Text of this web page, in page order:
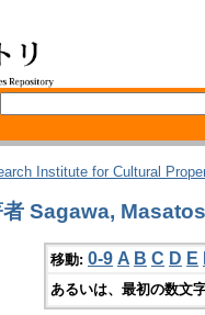
Institute for Cultural
者 Sagawa,
移動: 0-9 A B C D E
あるいは、最初の数文